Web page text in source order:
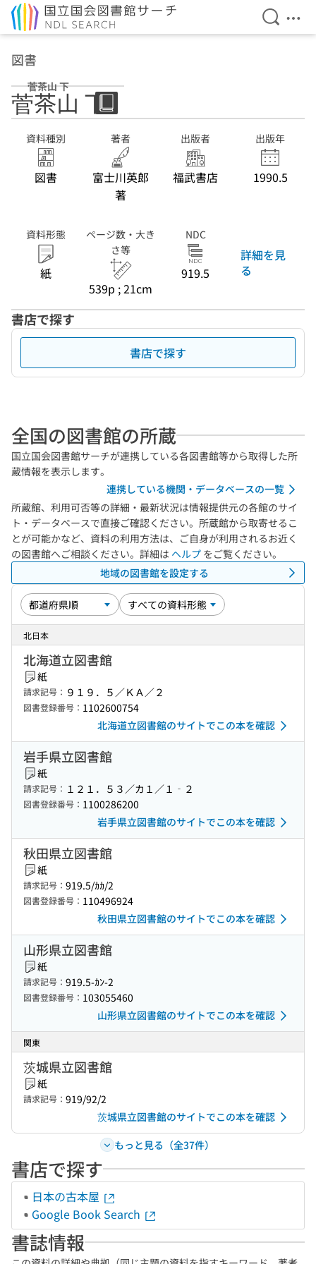
検索を
メ
図書
菅茶山 下
菅茶山 下
資料種別
図書
著者
富士川英郎
著
出版者
福武書店
出版年
1990.5
資料形態
紙
ページ数・大き
さ等
539p ; 21cm
NDC
919.5
詳細を見
る
書店で探す
書店で探す
全国の図書館の所蔵
国立国会図書館サーチが連携している各図書館等から取得した所
蔵情報を表示します。
連携している機関・データベースの一覧
所蔵館、利用可否等の詳細・最新状況は情報提供元の各館のサイ
ト・データベースで直接ご確認ください。所蔵館から取寄せるこ
とが可能かなど、資料の利用方法は、ご自身が利用されるお近く
の図書館へご相談ください。詳細は ヘルプ をご覧ください。
地域の図書館を設定する
北日本
北海道立図書館
紙
請求記号： ９１９．５／ＫＡ／２
図書登録番号： 1102600754
北海道立図書館のサイトでこの本を確認
岩手県立図書館
紙
請求記号： １２１．５３／カ１／１‐２
図書登録番号： 1100286200
岩手県立図書館のサイトでこの本を確認
秋田県立図書館
紙
請求記号： 919.5/ｶｶ/2
図書登録番号： 110496924
秋田県立図書館のサイトでこの本を確認
山形県立図書館
紙
請求記号： 919.5-ｶﾝ-2
図書登録番号： 103055460
山形県立図書館のサイトでこの本を確認
関東
茨城県立図書館
紙
請求記号： 919/92/2
茨城県立図書館のサイトでこの本を確認
もっと見る（全37件）
書店で探す
日本の古本屋
Google Book Search
書誌情報